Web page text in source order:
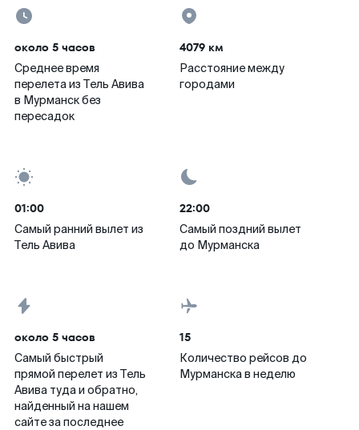
около 5 часов
Среднее время
перелета из Тель Авива
в Мурманск без
пересадок
4079 км
Расстояние между
городами
01:00
Самый ранний вылет из
Тель Авива
22:00
Самый поздний вылет
до Мурманска
около 5 часов
Самый быстрый
прямой перелет из Тель
Авива туда и обратно,
найденный на нашем
сайте за последнее
15
Количество рейсов до
Мурманска в неделю